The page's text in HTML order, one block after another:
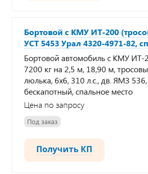
Бортовой с КМУ ИТ-200
УСТ 5453 Урал 4320-4971-82,
Бортовой автомобиль с КМУ ИТ-
7200 кг на 2,5 м, 18,90 м,
люлька, 6х6, 310 л.с., дв. ЯМЗ
бескапотный, спальное место
Цена по запросу
Под заказ
Получить КП